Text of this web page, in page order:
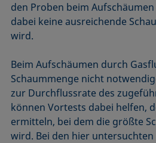
den Proben beim
dabei keine ausreichende
wird.
Beim Aufschäumen durch
Schaummenge nicht
zur Durchflussrate des
können Vortests dabei helfen,
ermitteln, bei dem die größte
wird. Bei den hier